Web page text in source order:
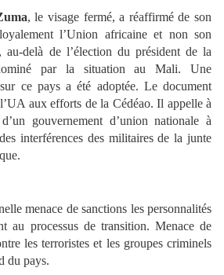
, le visage fermé, a réaffirmé de son
l’Union africaine et non son
au-delà de l’élection du président de la
par la situation au Mali. Une
ce pays a été adoptée. Le document
aux efforts de la Cédéao. Il appelle à
gouvernement d’union nationale à
interférences des militaires de la junte
menace de sanctions les personnalités
au processus de transition. Menace de
les terroristes et les groupes criminels
du pays.